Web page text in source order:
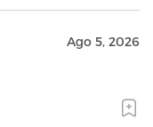
Ago 5, 2026